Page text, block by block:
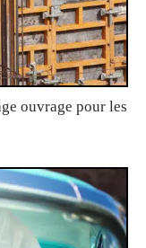
ouvrage pour les